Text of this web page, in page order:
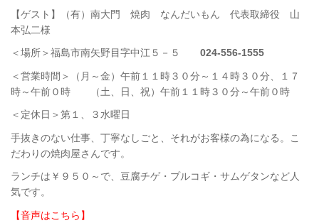
【ゲスト】（有）南大門 焼肉 なんだいもん 代表取締役 山
本弘二様
＜場所＞福島市南矢野目字中江５－５ 024-556-1555
＜営業時間＞（月～金）午前１１時３０分～１４時３０分、１７
時～午前０時 （土、日、祝）午前１１時３０分～午前０時
＜定休日＞第１、３水曜日
手抜きのない仕事、丁寧なしごと、それがお客様の為になる。こ
だわりの焼肉屋さんです。
ランチは￥９５０～で、豆腐チゲ・プルコギ・サムゲタンなど人
気です。
【音声はこちら】